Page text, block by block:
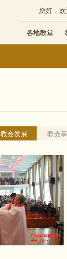
您好，
各地教堂
教会发展 教会